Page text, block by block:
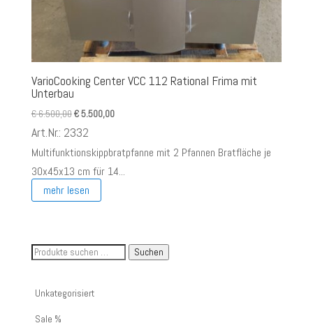
VarioCooking Center VCC 112 Rational Frima mit
Unterbau
€6.500,00Ursprünglicher
Preis
€ 6.500,00
€5.500,00Aktueller
€ 5.500,00.
Art.Nr.: 2332
Multifunktionskippbratpfanne mit 2 Pfannen Bratfläche je
30x45x13 cm für 14...
mehr lesen
Suche
Artikelnummer
oder
Suchen
Unkategorisiert
Sale %